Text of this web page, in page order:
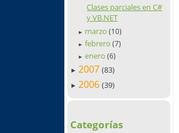
Clases parciales en C#
y VB.NET
► marzo(10)
► febrero(7)
► enero(6)
► 2007 (83)
► 2006 (39)
Categorías